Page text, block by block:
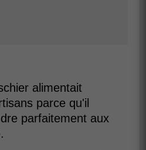
alimentait
parce qu'il
parfaitement aux